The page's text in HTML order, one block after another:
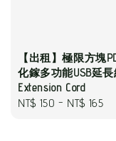
【出租】極限方塊
化鎵多功能USB延長
Extension Cord
Regular
NT$ 150 - NT$ 165